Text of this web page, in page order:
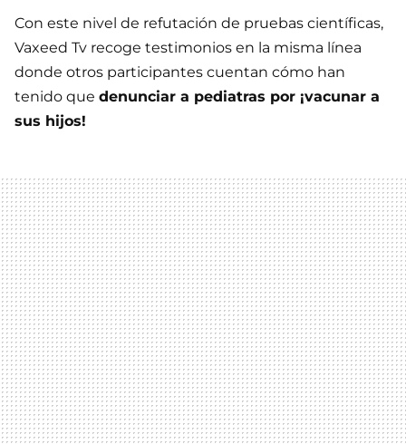
Con este nivel de refutación de pruebas científicas,
Vaxeed Tv recoge testimonios en la misma línea
donde otros participantes cuentan cómo han
tenido que denunciar a pediatras por ¡vacunar a
sus hijos!